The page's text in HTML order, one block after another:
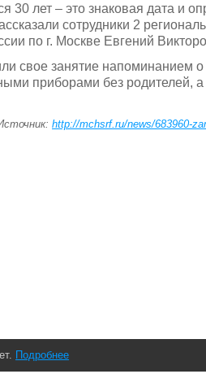
30 лет – это знаковая дата и
сотрудники 2
по г. Москве Евгений
свое занятие напоминанием о
приборами без родителей,
http://mchsrf.ru/news/683960-
Подробнее